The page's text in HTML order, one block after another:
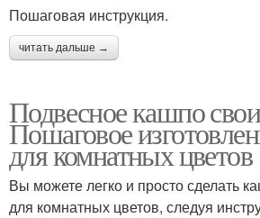
Пошаговая инструкция.
читать дальше →
Подвесное кашпо
Пошаговое
для комнатных цветов
Вы можете легко и просто сделать
для комнатных цветов, следуя